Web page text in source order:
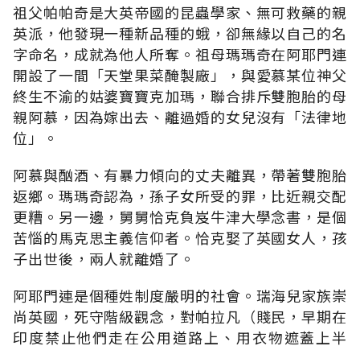
祖父帕帕奇是大英帝國的昆蟲學家、無可救藥的親
英派，他發現一種新品種的蛾，卻無緣以自己的名
字命名，成就為他人所奪。祖母瑪瑪奇在阿耶門連
開設了一間「天堂果菜醃製廠」，與愛慕某位神父
終生不渝的姑婆寶寶克加瑪，聯合排斥雙胞胎的母
親阿慕，因為嫁出去、離過婚的女兒沒有「法律地
位」。
阿慕與酗酒、有暴力傾向的丈夫離異，帶著雙胞胎
返鄉。瑪瑪奇認為，孫子女所受的罪，比近親交配
更糟。另一邊，舅舅恰克負岌牛津大學念書，是個
苦惱的馬克思主義信仰者。恰克娶了英國女人，孩
子出世後，兩人就離婚了。
阿耶門連是個種姓制度嚴明的社會。瑞海兒家族崇
尚英國，死守階級觀念，對帕拉凡（賤民，早期在
印度禁止他們走在公用道路上、用衣物遮蓋上半